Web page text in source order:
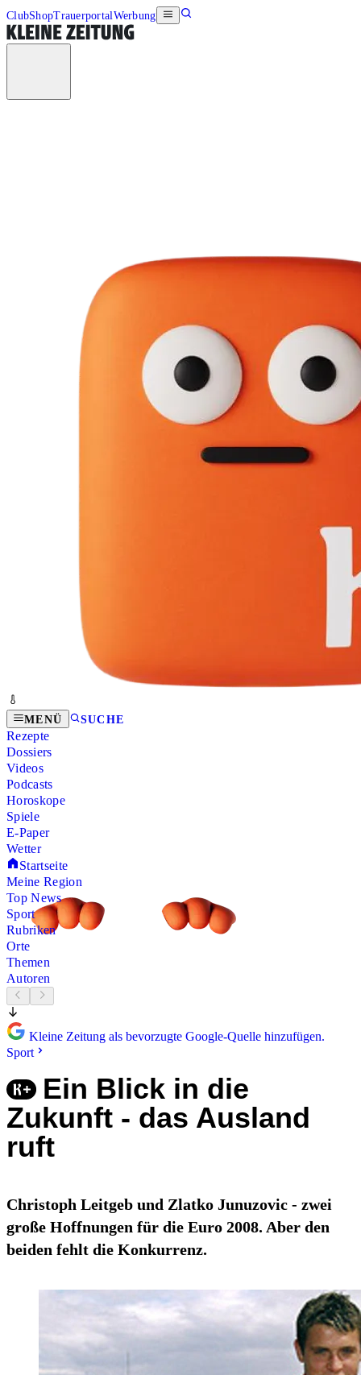
ClubShopTrauerportalWerbung
MENÜ SUCHE
Rezepte
Dossiers
Videos
Podcasts
Horoskope
Spiele
E-Paper
Wetter
Startseite
Meine Region
Top News
Sport
Rubriken
Orte
Themen
Autoren
Kleine Zeitung als bevorzugte Google-Quelle hinzufügen.
Sport
Ein Blick in die
Zukunft - das Ausland
ruft
Christoph Leitgeb und Zlatko Junuzovic - zwei
große Hoffnungen für die Euro 2008. Aber den
beiden fehlt die Konkurrenz.